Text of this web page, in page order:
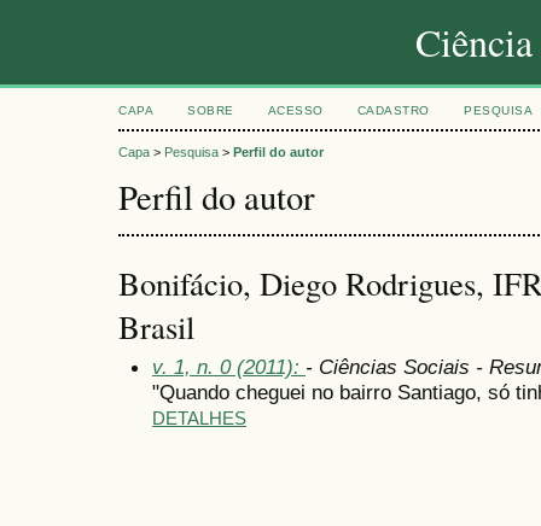
CAPA SOBRE ACESSO CADASTRO PESQUISA
Capa > Pesquisa > Perfil do autor
Perfil do autor
Bonifácio, Diego Rodrigues,
Brasil
v. 1, n. 0 (2011): - Ciências Sociais -
"Quando cheguei no bairro Santiago, só
DETALHES